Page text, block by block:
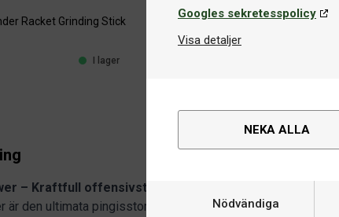
Googles sekretesspolicy
Visa detaljer
NEKA ALLA
Nödvändiga
Racket Grinding Stick
I lager
– Kraftfull offensivstomme med stabilitet och
är den ultimata pingisstommen för avancerade spelare som